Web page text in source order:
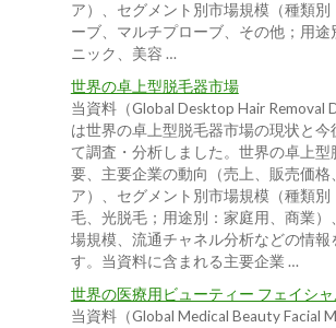
ア）、セグメント別市場規模（種類別
ーブ、マルチプローブ、その他；用途
ニック、美容 …
世界の卓上型脱毛器市場
当資料（Global Desktop Hair Removal
は世界の卓上型脱毛器市場の現状と今
て調査・分析しました。世界の卓上型
要、主要企業の動向（売上、販売価格
ア）、セグメント別市場規模（種類別
毛、光脱毛；用途別：家庭用、商業）
場規模、流通チャネル分析などの情報
す。当資料に含まれる主要企業 …
世界の医療用ビューティー フェイシ
当資料（Global Medical Beauty Facial